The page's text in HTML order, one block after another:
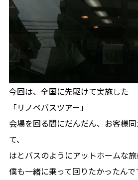
今回は、全国に先駆けて実施した
「リノベバスツアー」
会場を回る間にだんだん、お客様
て、
はとバスのようにアットホームな旅
僕も一緒に乗って回りたかったんで